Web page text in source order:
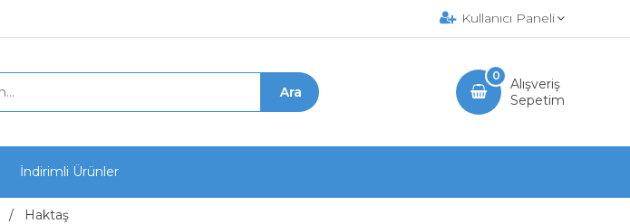
Kullanıcı Paneli
Alışveriş
Sepetim
0
İndirimli Ürünler
Haktaş